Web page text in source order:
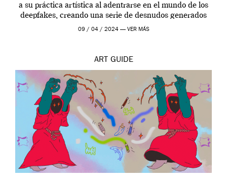
a su práctica artística al adentrarse en el mundo de los
deepfakes, creando una serie de desnudos generados
por […]
09 / 04 / 2024 — VER MÁS
ART GUIDE